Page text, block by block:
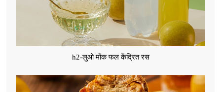
h2-लुओ मोंक फल केंद्रित रस